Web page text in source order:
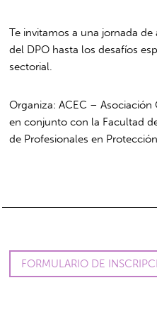
Te invitamos a una jornada
del DPO hasta los desafíos
sectorial.
Organiza: ACEC –
en conjunto con la Facultad
de Profesionales en
FORMULARIO DE